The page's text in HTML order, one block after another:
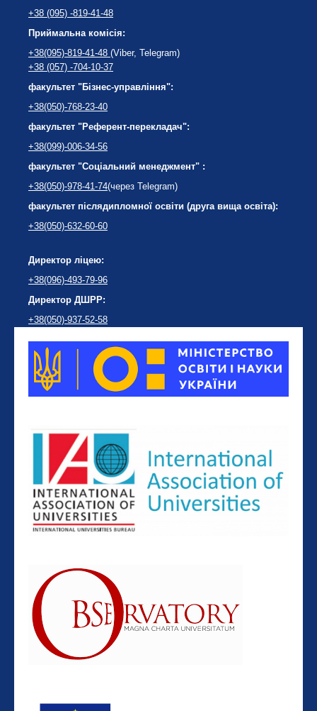
+38 (095) -819-41-48
Приймальна комісія:
+38(095)-819-41-48 (Viber, Telegram)
+38 (057) -704-10-37
факультет "Бізнес-управління":
+38(050)-768-23-40
факультет "Референт-перекладач":
+38(099)-006-34-56
факультет "Соціальний менеджмент" :
+38(050)-978-41-74(через Telegram)
факультет післядипломної освіти (друга вища освіта):
+38(050)-632-60-60
Директор ліцею:
+38(096)-493-79-96
Директор ДШРР:
+38(050)-937-52-58